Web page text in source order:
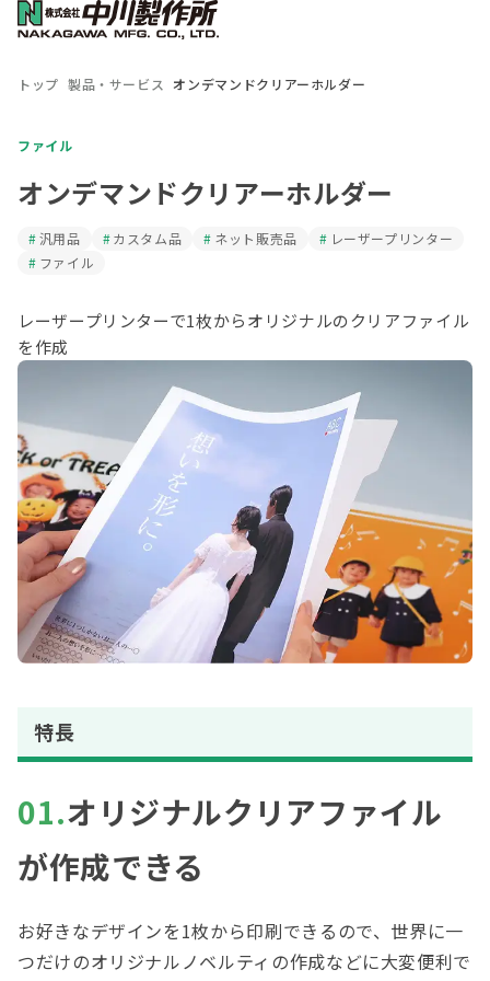
トップ 製品・サービス オンデマンドクリアーホルダー
ファイル
オンデマンドクリアーホルダー
汎用品 カスタム品 ネット販売品
レーザープリンター
ファイル
レーザープリンターで1枚からオリジナルのクリアファイル
を作成
特長
01.オリジナルクリアファイル
が作成できる
お好きなデザインを1枚から印刷できるので、世界に一
つだけのオリジナルノベルティの作成などに大変便利で